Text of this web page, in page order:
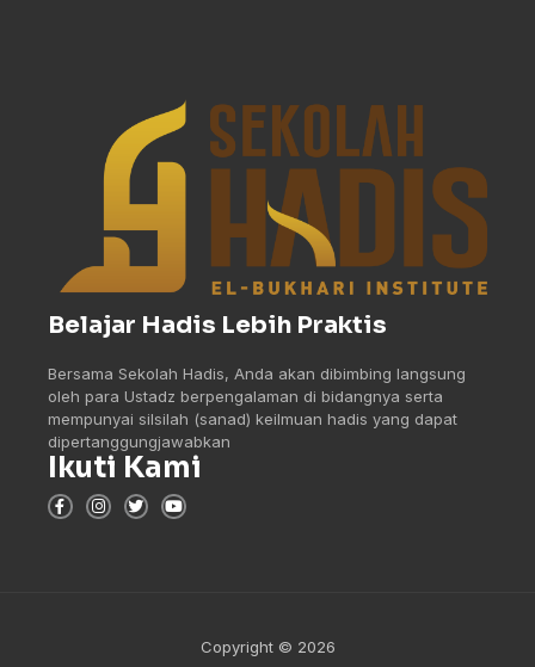
Belajar Hadis Lebih Praktis
Bersama Sekolah Hadis, Anda akan dibimbing langsung
oleh para Ustadz berpengalaman di bidangnya serta
mempunyai silsilah (sanad) keilmuan hadis yang dapat
dipertanggungjawabkan
Ikuti Kami
Copyright © 2026